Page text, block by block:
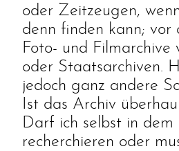
oder Zeitzeugen,
denn finden kann; vor
Foto- und Filmarchive
oder Staatsarchiven.
jedoch ganz andere
Ist das Archiv
Darf ich selbst in dem
recherchieren oder